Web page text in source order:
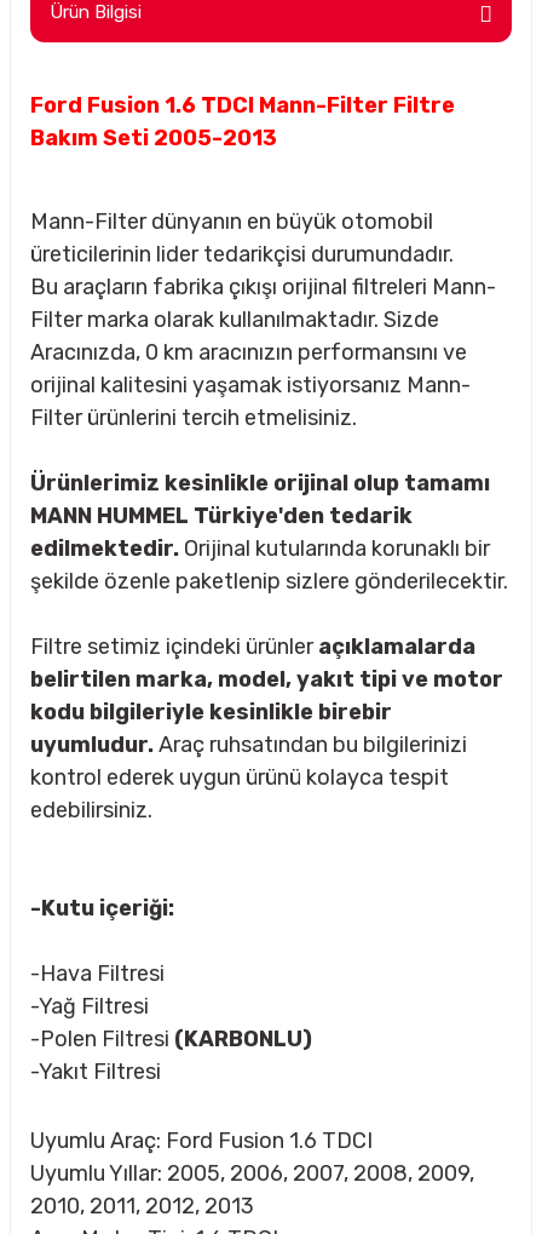
Ürünleri
Rulman
Ürün Bilgisi
Ford Fusion 1.6 TDCI Mann-Filter Filtre
Bakım Seti 2005-2013
Mann-Filter dünyanın en büyük otomobil
üreticilerinin lider tedarikçisi durumundadır.
Bu araçların fabrika çıkışı orijinal filtreleri Mann-
Filter marka olarak kullanılmaktadır. Sizde
Aracınızda, 0 km aracınızın performansını ve
orijinal kalitesini yaşamak istiyorsanız Mann-
Filter ürünlerini tercih etmelisiniz.
Ürünlerimiz kesinlikle orijinal olup tamamı
MANN HUMMEL Türkiye'den tedarik
edilmektedir. Orijinal kutularında korunaklı bir
şekilde özenle paketlenip sizlere gönderilecektir.
Filtre setimiz içindeki ürünleraçıklamalarda
belirtilen marka, model, yakıt tipi ve motor
kodu bilgileriyle kesinlikle birebir
uyumludur.Araç ruhsatından bu bilgilerinizi
kontrol ederek uygun ürünü kolayca tespit
edebilirsiniz.
-Kutu içeriği:
-Hava Filtresi
-Yağ Filtresi
-Polen Filtresi (KARBONLU)
-Yakıt Filtresi
Uyumlu Araç: Ford Fusion 1.6 TDCI
Uyumlu Yıllar: 2005, 2006, 2007, 2008, 2009,
2010, 2011, 2012, 2013